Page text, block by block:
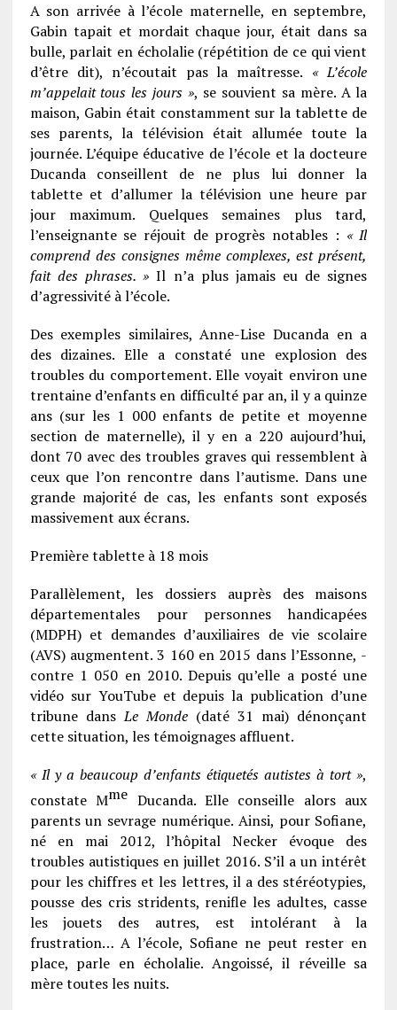
A son arrivée à l’école maternelle, en septembre,
Gabin tapait et mordait chaque jour, était dans sa
bulle, parlait en écholalie (répétition de ce qui vient
d’être dit), n’écoutait pas la maîtresse. « L’école
m’appelait tous les jours », se souvient sa mère. A la
maison, Gabin était constamment sur la ­tablette de
ses parents, la télévision était allumée toute la
journée. L’équipe éducative de l’école et la docteure
Ducanda conseillent de ne plus lui donner la
tablette et d’allumer la télévision une heure par
jour maximum. Quelques ­semaines plus tard,
l’enseignante se réjouit de progrès notables : « Il
comprend des consignes même complexes, est présent,
fait des phrases. » Il n’a plus jamais eu de ­signes
d’agressivité à l’école.
Des exemples similaires, Anne-Lise Ducanda en a
des dizaines. Elle a constaté une explosion des
troubles du comportement. Elle voyait environ une
trentaine d’enfants en difficulté par an, il y a quinze
ans (sur les 1 000 enfants de petite et moyenne
section de maternelle), il y en a 220 aujourd’hui,
dont 70 avec des troubles graves qui ressemblent à
ceux que l’on rencontre dans l’autisme. Dans une
grande majorité de cas, les enfants sont ­exposés
massivement aux écrans.
Première tablette à 18 mois
Parallèlement, les dossiers auprès des maisons
départementales pour personnes handicapées
(MDPH) et demandes d’auxiliaires de vie scolaire
(AVS) augmentent. 3 160 en 2015 dans l’Essonne, ­
contre 1 050 en 2010. Depuis qu’elle a posté une
vidéo sur YouTube et depuis la publication d’une
tribune dansLe Monde(daté 31 mai) dénonçant
cette situation, les témoignages affluent.
« Il y a beaucoup d’enfants étiquetés autistes à tort »,
constate Mme Ducanda. Elle conseille alors aux
parents un sevrage numérique. Ainsi, pour Sofiane,
né en mai 2012, l’hôpital Necker évoque des
troubles autistiques en juillet 2016. S’il a un intérêt
pour les chiffres et les lettres, il a des stéréotypies,
pousse des cris stridents, renifle les adultes, casse
les jouets des autres, est intolérant à la
frustration… A l’école, Sofiane ne peut rester en
place, parle en écholalie. Angoissé, il réveille sa
mère toutes les nuits.